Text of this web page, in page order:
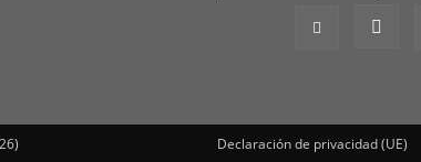
Declaración de privacidad (UE)